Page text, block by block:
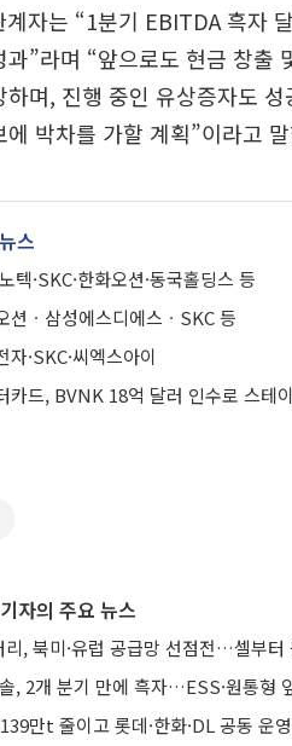
계자는 “1분기 EBITDA 흑자
과”라며 “앞으로도 현금 창출
하며, 진행 중인 유상증자도
에 박차를 가할 계획”이라고
스
텍·SKC·한화오션·동국홀딩스 등
션ㆍ삼성에스디에스ㆍSKC 등
자·SKC·씨엑스아이
카드, BVNK 18억 달러 인수로 스테
자의 주요 뉴스
리, 북미·유럽 공급망 선점전…셀부터
, 2개 분기 만에 흑자…ESS·원통형
만t 줄이고 롯데·한화·DL 공동 운